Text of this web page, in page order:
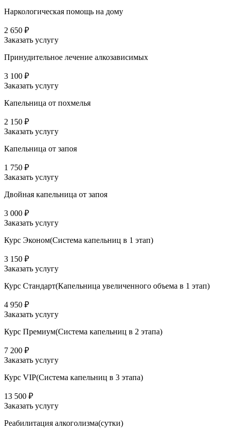
Наркологическая помощь на дому
2 650 ₽
Заказать услугу
Принудительное лечение алкозависимых
3 100 ₽
Заказать услугу
Капельница от похмелья
2 150 ₽
Заказать услугу
Капельница от запоя
1 750 ₽
Заказать услугу
Двойная капельница от запоя
3 000 ₽
Заказать услугу
Курс Эконом(Система капельниц в 1 этап)
3 150 ₽
Заказать услугу
Курс Стандарт(Капельница увеличенного объема в 1 этап)
4 950 ₽
Заказать услугу
Курс Премиум(Система капельниц в 2 этапа)
7 200 ₽
Заказать услугу
Курс VIP(Система капельниц в 3 этапа)
13 500 ₽
Заказать услугу
Реабилитация алкоголизма(cутки)